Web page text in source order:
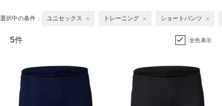
選択中の条件： ユニセックス トレーニング ショートパンツ
5件 全色表示